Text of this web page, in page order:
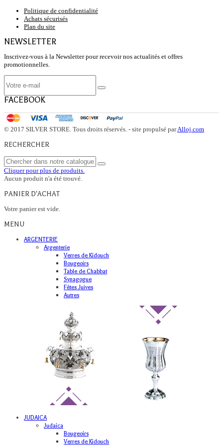
Politique de confidentialité
Achats sécurisés
Plan du site
NEWSLETTER
Inscrivez-vous à la Newsletter pour recevoir nos actualités et offres
promotionnelles.
FACEBOOK
© 2017 SILVER STORE. Tous droits réservés. - site propulsé parAlloj.com
RECHERCHER
Cliquer pour plus de produits.
Aucun produit n'a été trouvé.
PANIER D'ACHAT
Votre panier est vide.
MENU
ARGENTERIE
Argenterie
Verres de Kidouch
Bougeoirs
Table de Chabbat
Synagogue
Fêtes Juives
Autres
JUDAICA
Judaica
Bougeoirs
Verres de Kidouch